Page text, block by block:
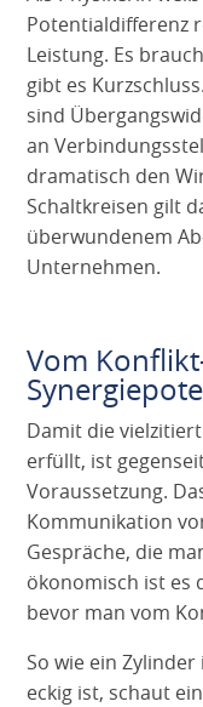
Potentialdifferenz
Leistung. Es
gibt es
sind
an
dramatisch den
Schaltkreisen gilt
überwundenem
Unternehmen.
Vom
Damit die
erfüllt, ist
Voraussetzung.
Kommunikation
Gespräche, die
ökonomisch ist es
bevor man vom
So wie ein
eckig ist, schaut